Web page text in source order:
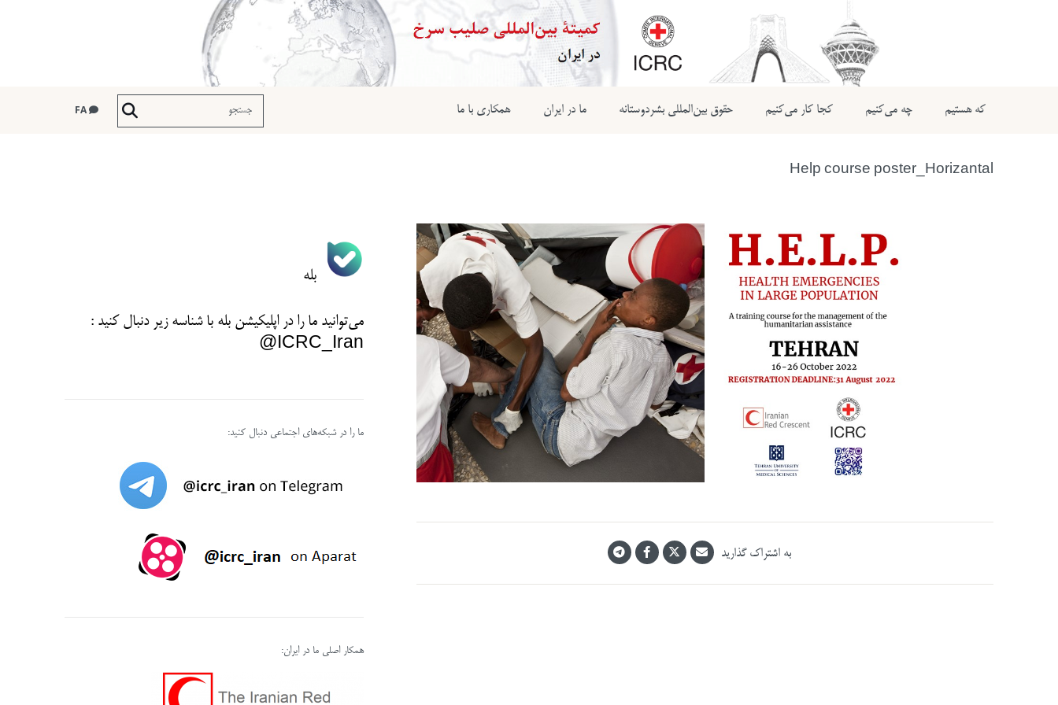
که هستیم چه می‌کنیم کجا کار می‌کنیم حقوق بین‌المللی بشردوستانه ما در ایران همکاری با ما
Help course poster_Horizantal
به اشتراک گذارید
بله
می‌توانید ما را در اپلیکیشن بله با شناسه زیردنبال کنید :
ICRC_Iran@
ما را در شبکه‌های اجتماعی دنبال کنید:
همکار اصلی ما در ایران: